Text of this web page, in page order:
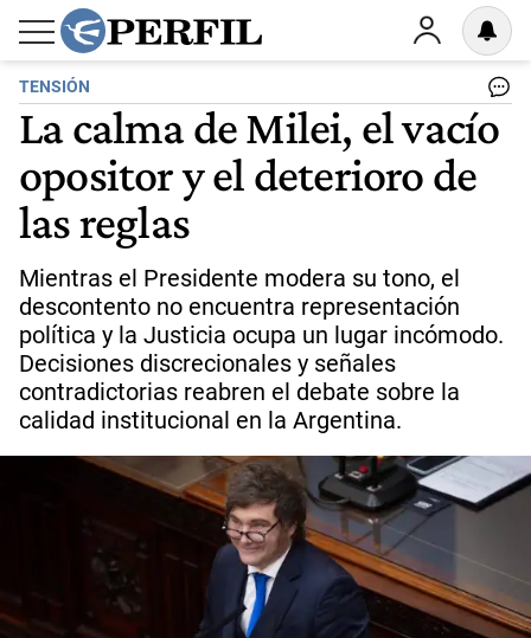
TENSIÓN
La calma de Milei, el vacío
opositor y el deterioro de
las reglas
Mientras el Presidente modera su tono, el
descontento no encuentra representación
política y la Justicia ocupa un lugar incómodo.
Decisiones discrecionales y señales
contradictorias reabren el debate sobre la
calidad institucional en la Argentina.